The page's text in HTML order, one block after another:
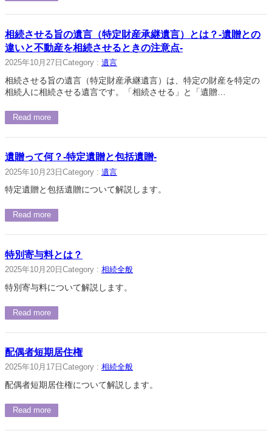
相続させる旨の遺言（特定財産承継遺言）とは？-遺贈との
違いと不動産を相続させるときの注意点-
2025年10月27日 Category : 遺言
相続させる旨の遺言（特定財産承継遺言）は、特定の財産を特定の
相続人に相続させる遺言です。「相続させる」と「遺贈…
Read more
遺贈って何？-特定遺贈と包括遺贈-
2025年10月23日 Category : 遺言
特定遺贈と包括遺贈について解説します。
Read more
特別寄与料とは？
2025年10月20日 Category : 相続全般
特別寄与料について解説します。
Read more
配偶者短期居住権
2025年10月17日 Category : 相続全般
配偶者短期居住権について解説します。
Read more